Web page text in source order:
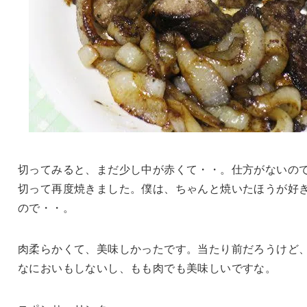
切ってみると、まだ少し中が赤くて・・。仕方がないの
切って再度焼きました。僕は、ちゃんと焼いたほうが好
ので・・。
肉柔らかくて、美味しかったです。当たり前だろうけど
なにおいもしないし、もも肉でも美味しいですな。